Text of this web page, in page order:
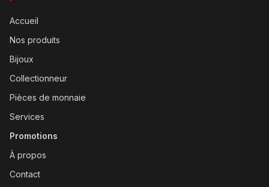
Accueil
Nos produits
Bijoux
Collectionneur
Pièces de monnaie
Services
Promotions
À propos
Contact